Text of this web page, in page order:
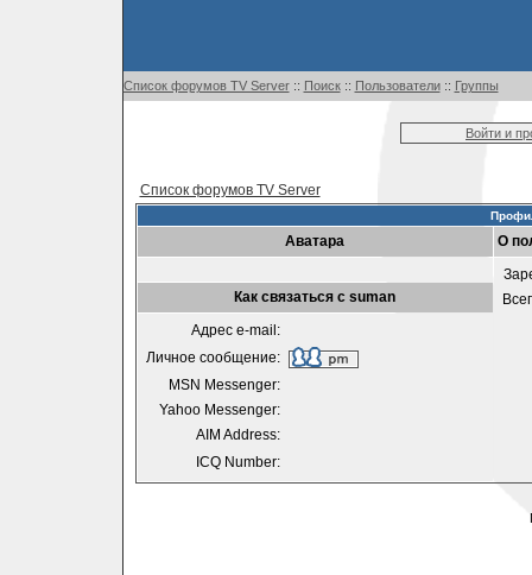
Список форумов TV Server:: Поиск:: Пользователи:: Группы
Войти и
Список форумов TV Server
Аватара
О
Как связаться с suman
Адрес e-mail:
Личное сообщение:
MSN Messenger:
Yahoo Messenger:
AIM Address:
ICQ Number: